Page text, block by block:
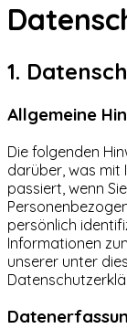
1.
Allgemeine
Die folgenden
darüber, was mit
passiert, wenn
persönlich
Informationen
unserer unter